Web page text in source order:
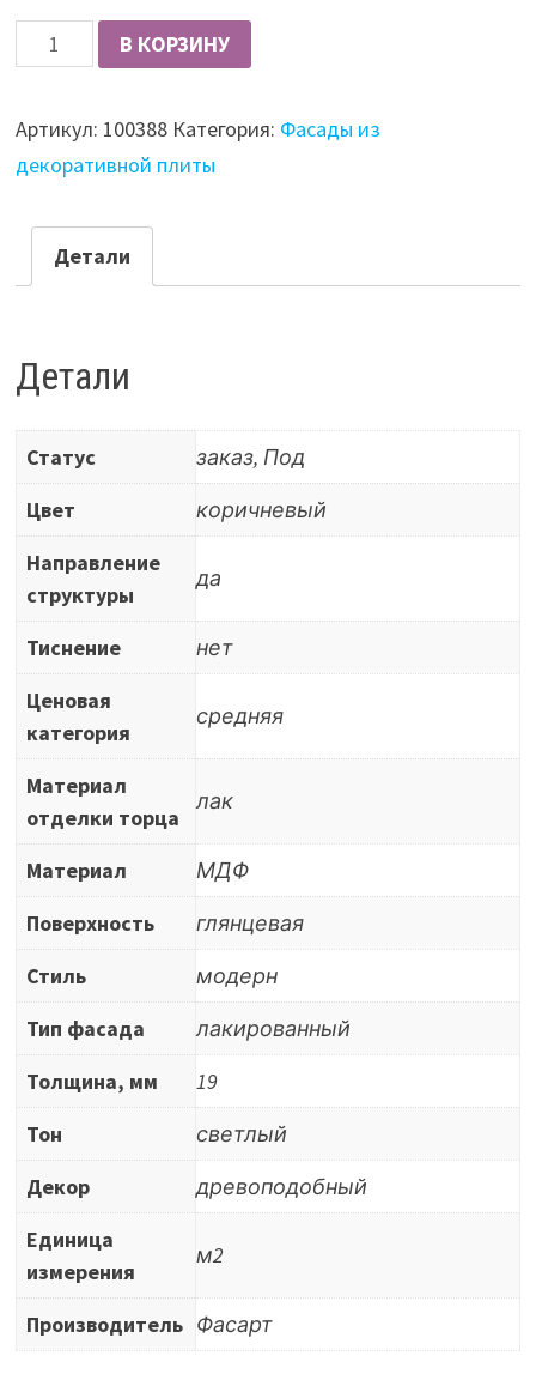
Количество
Фасад
плиты
шпонированный
19
глянцевый
закрытопористый,
1
ст,
цвет
Зебрано
Мокка
В КОРЗИНУ
Артикул: 100388 Категория: Фасады из
декоративной плиты
Детали
Детали
Статус
заказ, Под
Цвет
коричневый
Направление
структуры
да
Тиснение
нет
Ценовая
категория
средняя
Материал
отделки торца
лак
Материал
МДФ
Поверхность
глянцевая
Стиль
модерн
Тип фасада
лакированный
Толщина, мм
19
Тон
светлый
Декор
древоподобный
Единица
измерения
м2
Производитель Фасарт